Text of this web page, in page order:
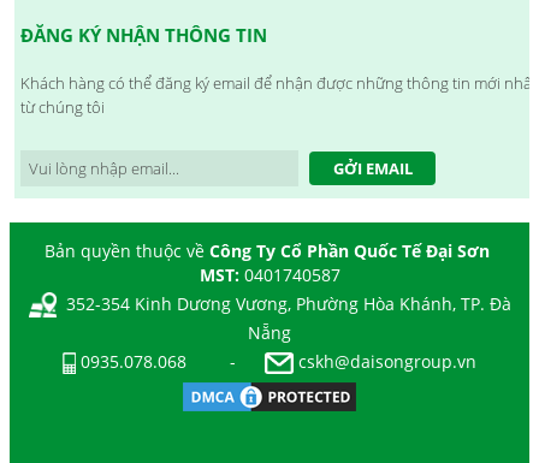
ĐĂNG KÝ NHẬN THÔNG TIN
Khách hàng có thể đăng ký email để nhận được những thông tin mới nhất
từ chúng tôi
GỞI EMAIL
Bản quyền thuộc về Công Ty Cổ Phần Quốc Tế Đại Sơn
MST: 0401740587
352-354 Kinh Dương Vương, Phường Hòa Khánh, TP. Đà
Nẵng
0935.078.068
- cskh@daisongroup.vn